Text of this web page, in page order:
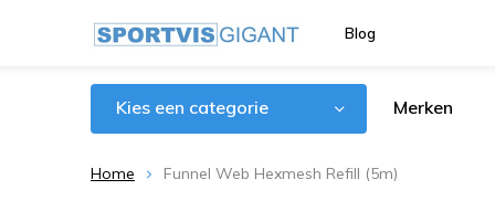
Blog
Kies een categorie Merken
Home Funnel Web Hexmesh Refill (5m)